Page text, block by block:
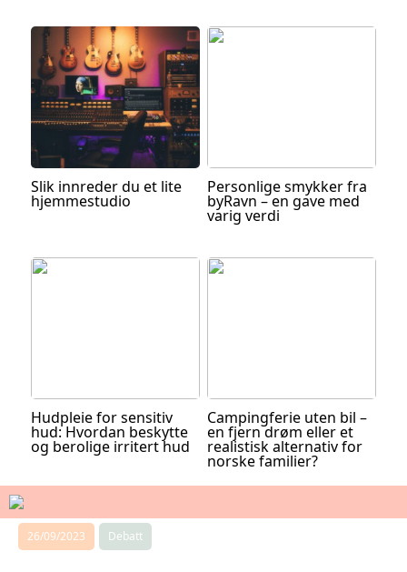
Slik innreder du et lite
hjemmestudio
Personlige smykker fra
byRavn – en gave med
varig verdi
Hudpleie for sensitiv
hud: Hvordan beskytte
og berolige irritert hud
Campingferie uten bil –
en fjern drøm eller et
realistisk alternativ for
norske familier?
26/09/2023 Debatt